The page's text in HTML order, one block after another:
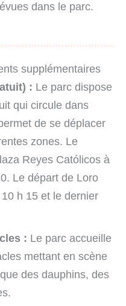
dans le parc.
supplémentaires
: Le parc dispose
qui circule dans
de se déplacer
zones. Le
Reyes Católicos à
Le départ de Loro
h 15 et le dernier
: Le parc accueille
mettant en scène
des dauphins, des